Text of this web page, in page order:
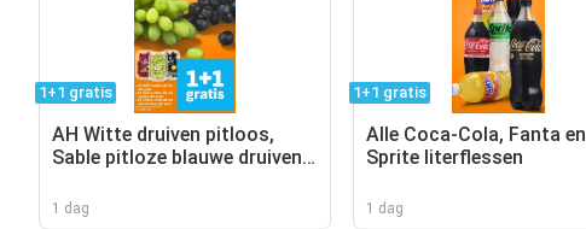
1+1 gratis
AH Witte druiven pitloos,
Sable pitloze blauwe druiven,
rode druiven
1 dag
1+1 gratis
Alle Coca-Cola, Fanta en
Sprite literflessen
1 dag